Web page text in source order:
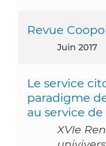
Revue
juin 2017
Le service
paradigme
au service de
XVIe